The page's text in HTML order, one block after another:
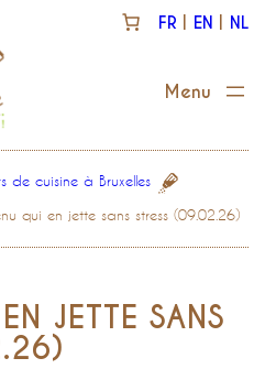
FR EN NL
de cuisine à Bruxelles
qui en jette sans stress (09.02.26)
JETTE SANS